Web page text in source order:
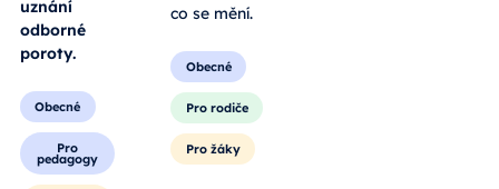
uznání
odborné
poroty.
Obecné
Pro
pedagogy
co se mění.
Obecné
Pro rodiče
Pro žáky